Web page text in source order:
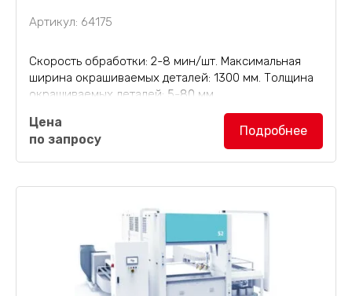
Артикул: 64175
Скорость обработки: 2-8 мин/шт. Максимальная
ширина окрашиваемых деталей: 1300 мм. Толщина
окрашиваемых деталей: 5-80 мм.
Покрасочная камера увеличенной длины S2P
подходит для щитовой мебели, дверей из массива
древесины, дверей шкафов, дверей гардеробов,...
Цена
по запросу
Подробнее